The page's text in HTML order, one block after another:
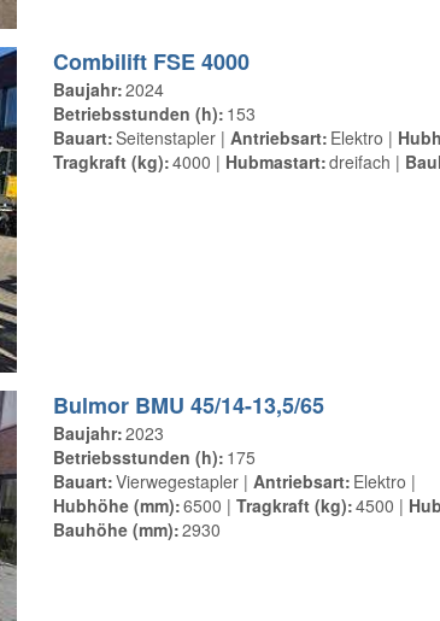
Combilift FSE 4000
Baujahr 2024
Betriebsstunden (h) 153
Bauart Seitenstapler Antriebsart Elektro
Tragkraft (kg) 4000 Hubmastart dreifach
Bulmor BMU 45/14-13,5/65
Baujahr 2023
Betriebsstunden (h) 175
Bauart Vierwegestapler Antriebsart Elektro
Hubhöhe (mm) 6500 Tragkraft (kg) 4500
Bauhöhe (mm) 2930